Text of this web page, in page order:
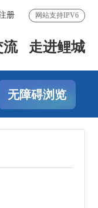
册 网站支持IPV6
流 走进鲤城
无障碍浏览